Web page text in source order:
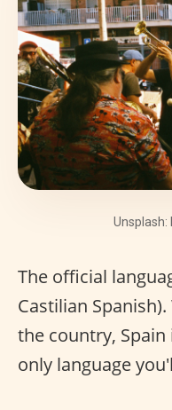
Unsplash:
The official
Castilian
the country, Spain
only language